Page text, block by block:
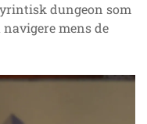
dungeon som
mens de